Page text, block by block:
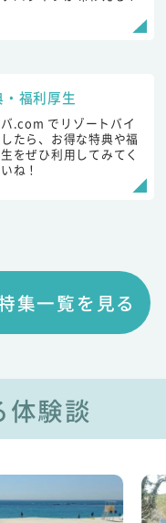
・福利厚生
.com でリゾートバイ
したら、お得な特典や福
をぜひ利用してみてく
ね！
集一覧を見る
体験談